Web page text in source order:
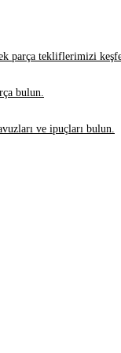
parça tekliflerimizi
bulun.
ve ipuçları bulun.